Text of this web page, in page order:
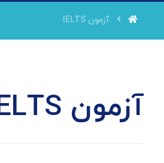
آزمون IELTS
آزمون IELTS